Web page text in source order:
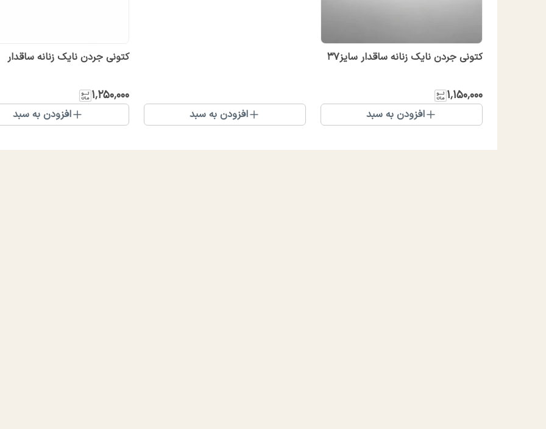
کتونی جردن نایک زنانه ساقدار سایز37
۱٬۱۵۰٬۰۰۰
افزودن به سبد افزودن به سبد
کتونی جردن نایک زنانه ساقدار
۱٬۲۵۰٬۰۰۰
افزودن به سبد